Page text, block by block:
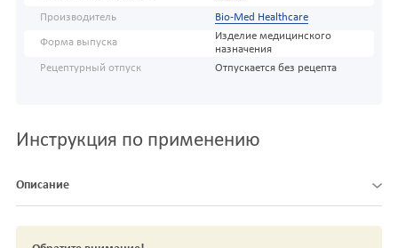
Производитель Bio-Med Healthcare
Форма выпуска
Изделие медицинского
назначения
Рецептурный отпуск
Отпускается без рецепта
Инструкция по применению
Описание